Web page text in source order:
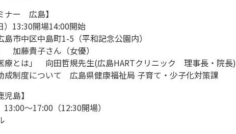
ナー 広島】
）13:30開場14:00開始
市中区中島町1-5（平和記念公園内）
加藤貴子さん（女優）
療とは」 向田哲規先生(広島HARTクリニック 理事長・院長)
成制度について 広島県健康福祉局 子育て・少子化対策課
島】
～17:00（12:30開場）